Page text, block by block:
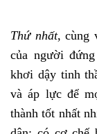
Thứ nhất, cùng
của người
khơi dậy tinh
và áp lực để
thành tốt nhất